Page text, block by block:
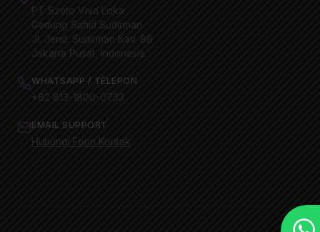
PT Szeto Viva Loka
Gedung Sahid Sudirman
Jl. Jend. Sudirman Kav. 86
Jakarta Pusat, Indonesia
WHATSAPP / TELEPON
+62 813-1800-0733
EMAIL SUPPORT
Hubungi Form Kontak